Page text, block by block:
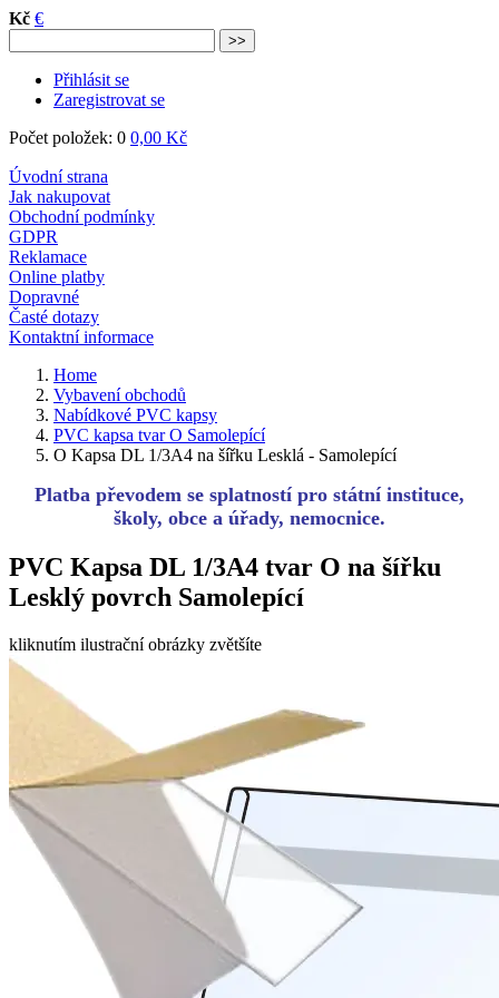
Úvodní strana
Jak nakupovat
Obchodní podmínky
GDPR
Reklamace
Online platby
Dopravné
Časté dotazy
Kontaktní informace
Home
Vybavení obchodů
Nabídkové PVC kapsy
PVC kapsa tvar O Samolepící
O Kapsa DL 1/3A4 na šířku Lesklá - Samolepící
Platba převodem se splatností pro státní instituce,
školy, obce a úřady, nemocnice.
PVC Kapsa DL 1/3A4 tvar O na šířku
kliknutím ilustrační obrázky zvětšíte